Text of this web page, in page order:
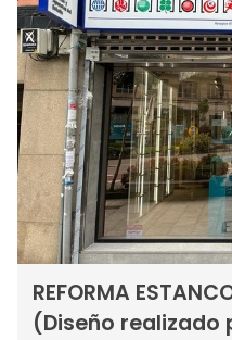
REFORMA
(Diseño realizado